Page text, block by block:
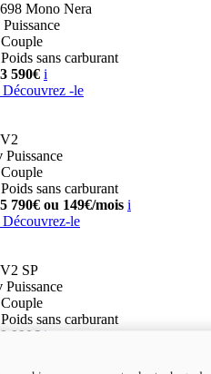
Mono Nera
Puissance
Couple
Poids sans carburant
590€ i
Découvrez -le
Puissance
Couple
Poids sans carburant
790€ ou 149€/mois i
Découvrez-le
SP
Puissance
Couple
Poids sans carburant
990€ i